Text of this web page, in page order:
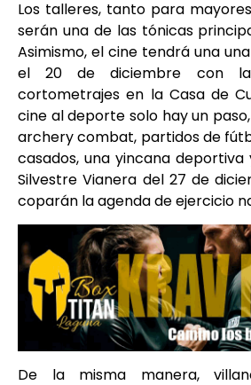
Los talleres, tanto para
serán una de las tónicas
Asimismo, el cine tendrá una
el 20 de diciembre con
cortometrajes en la Casa de
cine al deporte solo hay un
archery combat, partidos de
casados, una yincana deportiva
Silvestre Vianera del 27 de
coparán la agenda de ejercicio
De la misma manera,